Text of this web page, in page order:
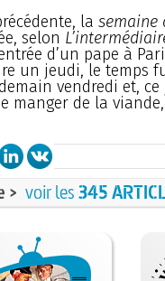
la semaine
selon
d’un pape à
un jeudi, le temps
vendredi et,
manger de la
> voir les345